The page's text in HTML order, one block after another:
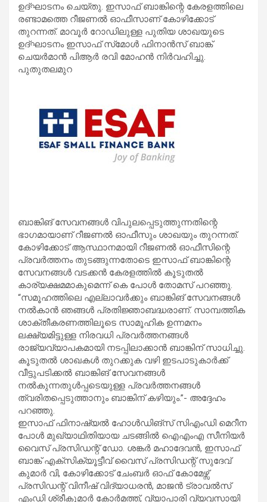
ഉദ്ഘാടനം ചെയ്തു. ഇസാഫ് ബാങ്കിന്റെ കേരളത്തിലെ
രണ്ടാമത്തെ റീജണൽ ഓഫീസാണ് കോഴിക്കോട്
തുറന്നത്. മാവൂർ റോഡിലുള്ള പുതിയ ശാഖയുടെ
ഉദ്ഘാടനം ഇസാഫ് സ്‌മോൾ ഫിനാൻസ് ബാങ്ക്
ചെയർമാൻ പിആർ രവി മോഹൻ നിർവഹിച്ചു.
പുതുതലമുറ
ബാങ്കിങ് സേവനങ്ങൾ വിപുലപ്പെടുത്തുന്നതിന്റെ
ഭാഗമായാണ് റീജണൽ ഓഫീസും ശാഖയും തുറന്നത്.
കോഴിക്കോട് ആസ്ഥാനമായി റീജണൽ ഓഫീസിന്റെ
പ്രവർത്തനം തുടങ്ങുന്നതോടെ ഇസാഫ് ബാങ്കിന്റെ
സേവനങ്ങൾ വടക്കൻ കേരളത്തിൽ കൂടുതൽ
കാര്യക്ഷമമാകുമെന്ന് കെ പോൾ തോമസ് പറഞ്ഞു.
“സമൂഹത്തിലെ എല്ലാവർക്കും ബാങ്കിങ് സേവനങ്ങൾ
നൽകാൻ ഞങ്ങൾ പ്രതിജ്ഞാബദ്ധരാണ്. സാമ്പത്തിക
ശാക്തീകരണത്തിലൂടെ സാമൂഹിക ഉന്നമനം
ലക്ഷ്യമിട്ടുള്ള നിരവധി പ്രവർത്തനങ്ങൾ
രാജ്യവ്യാപകമായി നടപ്പിലാക്കാൻ ബാങ്കിന് സാധിച്ചു.
കൂടുതൽ ശാഖകൾ തുറക്കുക വഴി ഇടപാടുകാർക്ക്
വീട്ടുപടിക്കൽ ബാങ്കിങ് സേവനങ്ങൾ
നൽകുന്നതുൾപ്പടെയുള്ള പ്രവർത്തനങ്ങൾ
ത്വരിതപ്പെടുത്താനും ബാങ്കിന് കഴിയും.”- അദ്ദേഹം
പറഞ്ഞു.
ഇസാഫ് ഫിനാഷ്യൽ ഹോൾഡിങ്‌സ് സിഎംഡി മെറീന
പോൾ മുഖ്യാഥിതിയായ ചടങ്ങിൽ ഐഎംഎ സീനിയർ
വൈസ് പ്രസിഡന്റ് ഡോ. ശങ്കർ മഹാദേവൻ, ഇസാഫ്
ബാങ്ക് എക്സിക്യൂട്ടീവ് വൈസ് പ്രസിഡന്റ് സുദേവ്
കുമാർ വി, കോഴിക്കോട് ചേംബർ ഓഫ് കോമേഴ്സ്
പ്രസിഡന്റ് വിനീഷ് വിദ്യാധരൻ, മാജൻ ട്രാവൽസ്
എംഡി ശ്രീകുമാർ കോർമത്ത്, വ്യാപാരി വ്യവസായി